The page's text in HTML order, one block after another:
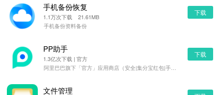
手机备份恢复
1.1万次下载 21.61MB
手机备份资料备份
下载
PP助手
1.3亿次下载 | 官方
下载
文件管理